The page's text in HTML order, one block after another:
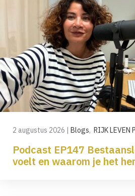
2 augustus 2026 | Blogs, RIJK LEVEN
Podcast EP147
voelt en waarom je het